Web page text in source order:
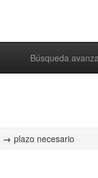
Búsqueda
plazo necesario